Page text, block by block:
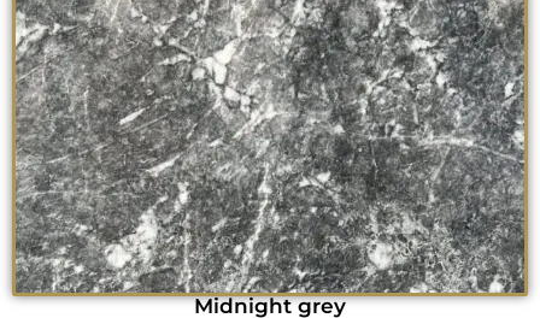
Midnight grey